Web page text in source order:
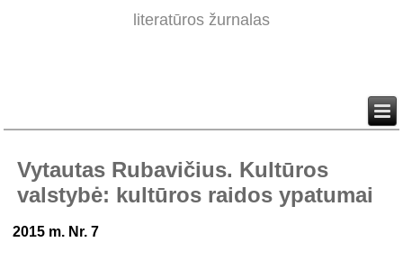
literatūros žurnalas
Vytautas Rubavičius. Kultūros
valstybė: kultūros raidos ypatumai
2015 m. Nr. 7